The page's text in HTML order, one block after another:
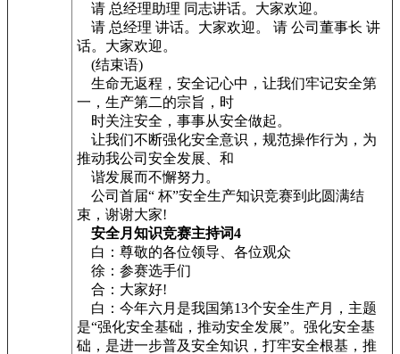
请 总经理助理 同志讲话。大家欢迎。
请 总经理 讲话。大家欢迎。 请 公司董事长 讲
话。大家欢迎。
(结束语)
生命无返程，安全记心中，让我们牢记安全第
一，生产第二的宗旨，时
时关注安全，事事从安全做起。
让我们不断强化安全意识，规范操作行为，为
推动我公司安全发展、和
谐发展而不懈努力。
公司首届“ 杯”安全生产知识竞赛到此圆满结
束，谢谢大家!
安全月知识竞赛主持词4
白：尊敬的各位领导、各位观众
徐：参赛选手们
合：大家好!
白：今年六月是我国第13个安全生产月，主题
是“强化安全基础，推动安全发展”。强化安全基
础，是进一步普及安全知识，打牢安全根基，推